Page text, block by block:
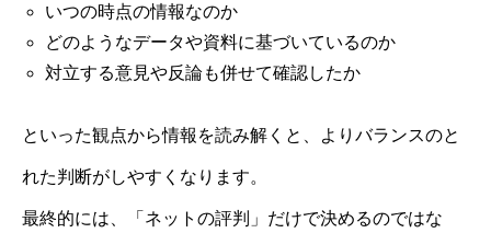
いつの時点の情報なのか
どのようなデータや資料に基づいているのか
対立する意見や反論も併せて確認したか
といった観点から情報を読み解くと、よりバランスのと
れた判断がしやすくなります。
最終的には、「ネットの評判」だけで決めるのではな